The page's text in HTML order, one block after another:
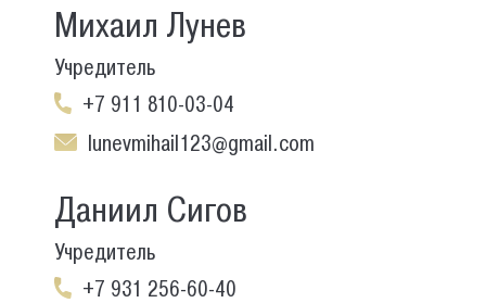
Михаил Лунев
Учредитель
+7 911 810-03-04
lunevmihail123@gmail.com
Даниил Сигов
Учредитель
+7 931 256-60-40